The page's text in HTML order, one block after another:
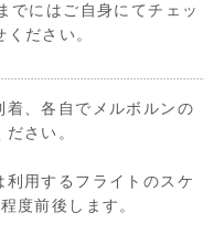
でにはご自身にてチェッ
ださい。
着、各自でメルボルンの
さい。
用するフライトのスケ
度前後します。